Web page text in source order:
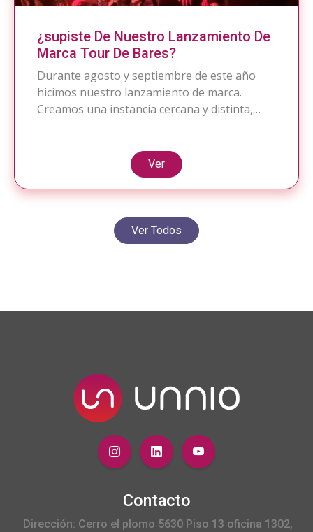
¿supiste De Nuestro Lanzamiento De
Marca Tour De Bares?
Durante agosto y septiembre de este año
hicimos nuestro lanzamiento de marca.
Creamos una instancia cercana y distinta,
Tour de Bares donde participamos más de
100 personas en total! Algunos de los
agradecimientos y comentarios de nuestros
Ver
Ver Todos
Contacto
Dirección: Cerro el plomo 5630 Piso 13 oficina 1302,